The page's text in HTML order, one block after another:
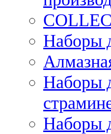
Наборы
Наборы
Наборы